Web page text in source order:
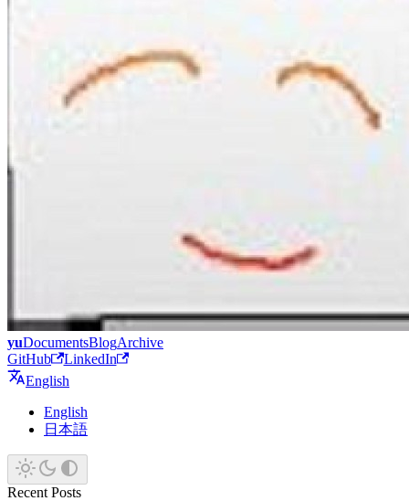
yuDocumentsBlogArchive
GitHub
LinkedIn
English
English
日本語
Recent Posts